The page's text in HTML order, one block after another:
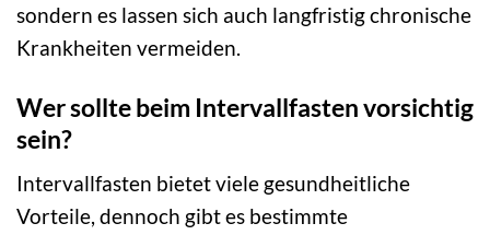
sondern es lassen sich auch langfristig chronische
Krankheiten vermeiden.
Wer sollte beim Intervallfasten vorsichtig
sein?
Intervallfasten bietet viele gesundheitliche
Vorteile, dennoch gibt es bestimmte